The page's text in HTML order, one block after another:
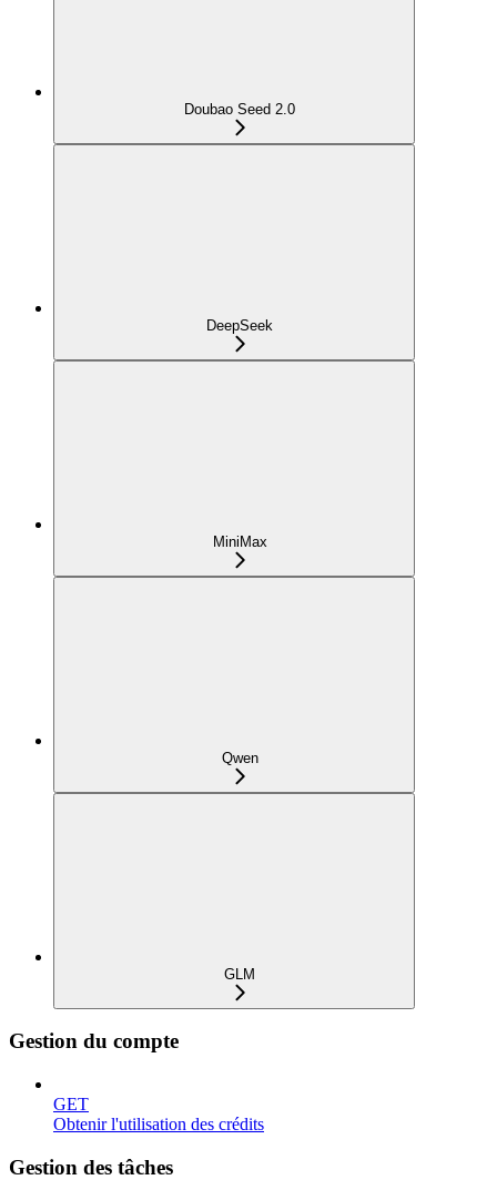
Doubao Seed 2.0
DeepSeek
MiniMax
Qwen
GLM
Gestion du compte
GET
Obtenir l'utilisation des crédits
Gestion des tâches